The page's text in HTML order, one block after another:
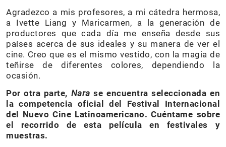
Agradezco a mis profesores, a mi cátedra hermosa,
a Ivette Liang y Maricarmen, a la generación de
productores que cada día me enseña desde sus
países acerca de sus ideales y su manera de ver el
cine. Creo que es el mismo vestido, con la magia de
teñirse de diferentes colores, dependiendo la
ocasión.
Por otra parte, Narase encuentra seleccionada en
la competencia oficial del Festival Internacional
del Nuevo Cine Latinoamericano. Cuéntame sobre
el recorrido de esta película en festivales y
muestras.